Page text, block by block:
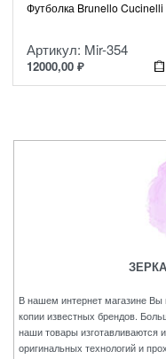
Футболка Brunello Cucinelli
Артикул: Mir-354
12000,00 ₽
В нашем интернет магазине Вы
копии известных брендов.
наши товары изготавливаются
оригинальных технологий и